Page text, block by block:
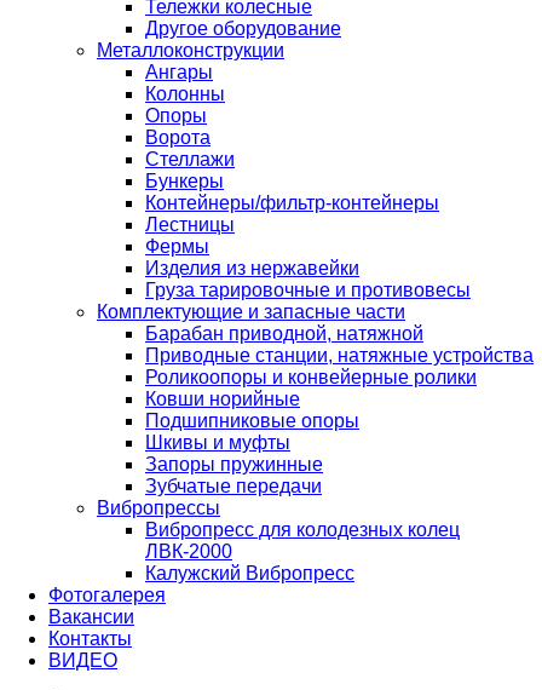
Тележки колесные
Другое оборудование
Металлоконструкции
Ангары
Колонны
Опоры
Ворота
Стеллажи
Бункеры
Контейнеры/фильтр-контейнеры
Лестницы
Фермы
Изделия из нержавейки
Груза тарировочные и противовесы
Комплектующие и запасные части
Барабан приводной, натяжной
Приводные станции, натяжные устройства
Роликоопоры и конвейерные ролики
Ковши норийные
Подшипниковые опоры
Шкивы и муфты
Запоры пружинные
Зубчатые передачи
Вибропрессы
Вибропресс для колодезных колец
ЛВК-2000
Калужский Вибропресс
Фотогалерея
Вакансии
Контакты
ВИДЕО